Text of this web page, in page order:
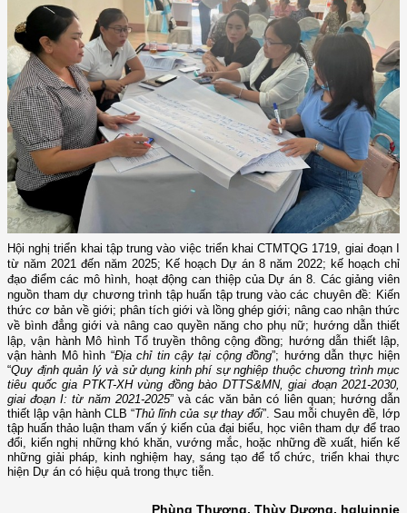
Hội nghị triển khai tập trung vào việc triển khai CTMTQG 1719, giai đoạn I
từ năm 2021 đến năm 2025; Kế hoạch Dự án 8 năm 2022; kế hoạch chỉ
đạo điểm các mô hình, hoạt động can thiệp của Dự án 8. Các giảng viên
nguồn tham dự chương trình tập huấn tập trung vào các chuyên đề: Kiến
thức cơ bản về giới; phân tích giới và lồng ghép giới; nâng cao nhận thức
về bình đẳng giới và nâng cao quyền năng cho phụ nữ; hướng dẫn thiết
lập, vận hành Mô hình Tổ truyền thông cộng đồng; hướng dẫn thiết lập,
vận hành Mô hình “Địa chỉ tin cậy tại cộng đồng”; hướng dẫn thực hiện
“Quy định quản lý và sử dụng kinh phí sự nghiệp thuộc chương trình mục
tiêu quốc gia PTKT-XH vùng đồng bào DTTS&MN, giai đoạn 2021-2030,
giai đoạn I: từ năm 2021-2025” và các văn bản có liên quan; hướng dẫn
thiết lập vận hành CLB “Thủ lĩnh của sự thay đổi”. Sau mỗi chuyên đề, lớp
tập huấn thảo luận tham vấn ý kiến của đại biểu, học viên tham dự để trao
đổi, kiến nghị những khó khăn, vướng mắc, hoặc những đề xuất, hiến kế
những giải pháp, kinh nghiệm hay, sáng tạo để tổ chức, triển khai thực
hiện Dự án có hiệu quả trong thực tiễn.
Phùng Thương, Thùy Dương, hgluinnie